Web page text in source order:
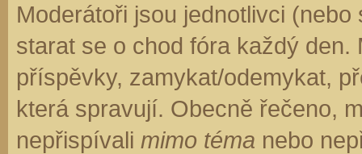
Moderátoři jsou jednotlivci
starat se o chod fóra každý
příspěvky, zamykat/odemykat,
která spravují. Obecně řečeno,
nepřispívali mimo téma nebo